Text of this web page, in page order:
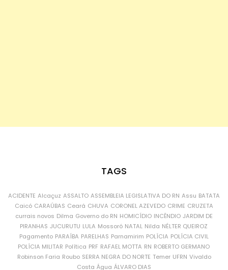
TAGS
ACIDENTE Alcaçuz ASSALTO ASSEMBLEIA LEGISLATIVA DO RN Assu BATATA
Caicó CARAÚBAS Ceará CHUVA CORONEL AZEVEDO CRIME CRUZETA
currais novos Dilma Governo do RN HOMICÍDIO INCÊNDIO JARDIM DE
PIRANHAS JUCURUTU LULA Mossoró NATAL Nilda NÉLTER QUEIROZ
Pagamento PARAÍBA PARELHAS Parnamirim POLÍCIA POLÍCIA CIVIL
POLÍCIA MILITAR Política PRF RAFAEL MOTTA RN ROBERTO GERMANO
Robinson Faria Roubo SERRA NEGRA DO NORTE Temer UFRN Vivaldo
Costa Água ÁLVARO DIAS